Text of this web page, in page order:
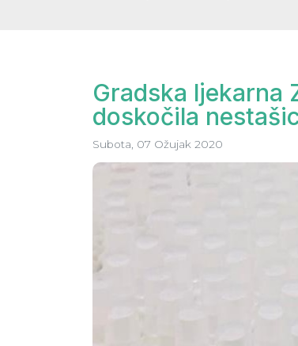
Gradska ljekarna
doskočila
Subota, 07 Ožujak 2020